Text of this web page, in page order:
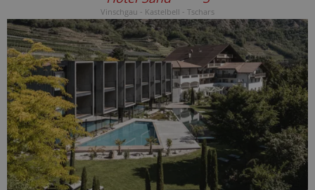
Vinschgau - Kastelbell - Tschars